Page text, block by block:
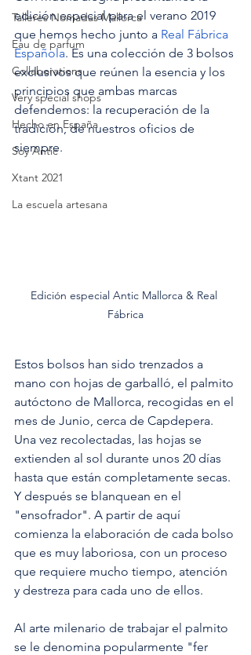
Talleres Nómadas Mallorca
Eau de parfum
Collaborations
Very special shops
Hecho en España
Soy Antic
Xtant 2021
La escuela artesana
edición especial para el verano 2019
que hemos hecho junto a Real Fábrica
Española. Es una colección de 3 bolsos
exclusivos que reúnen la esencia y los
principios que ambas marcas
defendemos: la recuperación de la
tradición, de nuestros oficios de
siempre.
Edición especial Antic Mallorca & Real
Fábrica
Estos bolsos han sido trenzados a
mano con hojas de garballó, el palmito
autóctono de Mallorca, recogidas en el
mes de Junio, cerca de Capdepera.
Una vez recolectadas, las hojas se
extienden al sol durante unos 20 días
hasta que están completamente secas.
Y después se blanquean en el
"ensofrador". A partir de aquí
comienza la elaboración de cada bolso
que es muy laboriosa, con un proceso
que requiere mucho tiempo, atención
y destreza para cada uno de ellos.
Al arte milenario de trabajar el palmito
se le denomina popularmente "fer